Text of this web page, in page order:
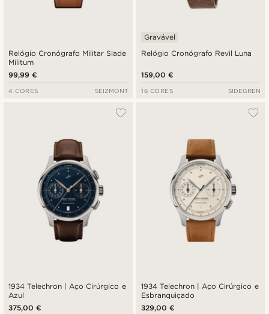
Relógio Cronógrafo Militar Slade
Militum
99,99 €
4 CORES SEIZMONT
Relógio Cronógrafo Revil Luna
Gravável
159,00 €
16 CORES SIDEGREN
1934 Telechron | Aço Cirúrgico e
Azul
375,00 €
1934 Telechron | Aço Cirúrgico e
Esbranquiçado
329,00 €